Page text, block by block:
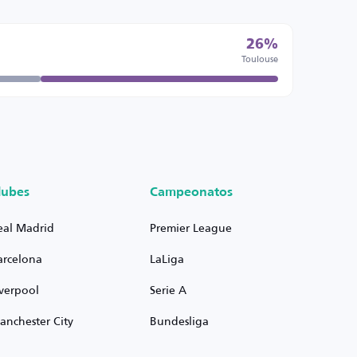
26%
Toulouse
Madrid
City
Campeonatos
Premier League
LaLiga
Serie A
Bundesliga